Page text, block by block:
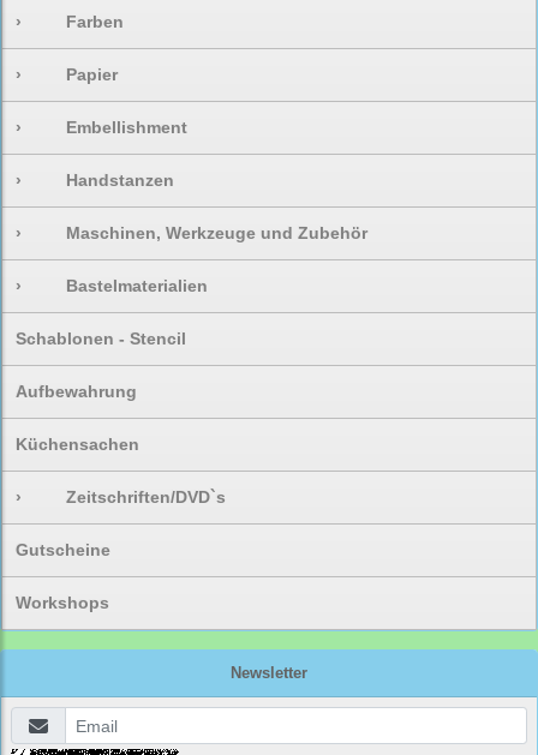
› Farben
› Papier
› Embellishment
› Handstanzen
› Maschinen, Werkzeuge und Zubehör
› Bastelmaterialien
Schablonen - Stencil
Aufbewahrung
Küchensachen
› Zeitschriften/DVD`s
Gutscheine
Workshops
Newsletter